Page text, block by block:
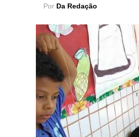
Por Da Redação